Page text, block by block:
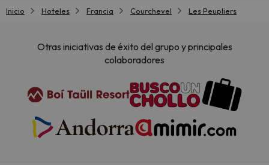
Inicio Hoteles Francia Courchevel Les Peupliers
Otras iniciativas de éxito del grupo y principales
colaboradores